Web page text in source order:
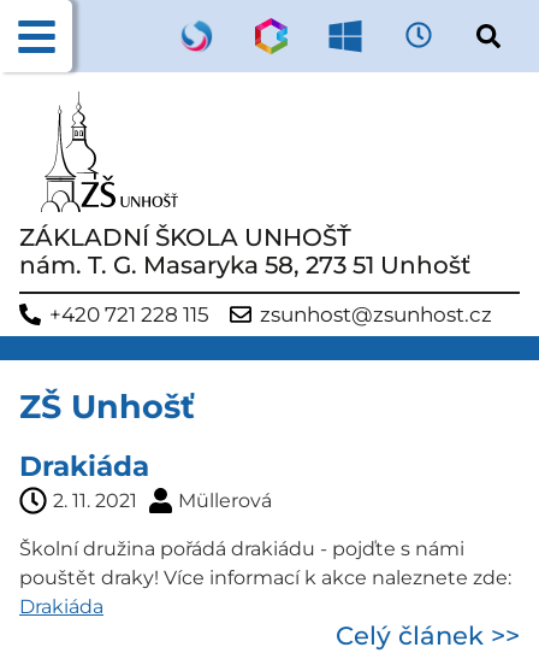
ZÁKLADNÍ ŠKOLA UNHOŠŤ
nám. T. G. Masaryka 58, 273 51 Unhošť
+420 721 228 115 zsunhost@zsunhost.cz
ZŠ Unhošť
Drakiáda
2. 11. 2021 Müllerová
Školní družina pořádá drakiádu - pojďte s námi
pouštět draky! Více informací k akce naleznete zde:
Drakiáda
Celý článek >>